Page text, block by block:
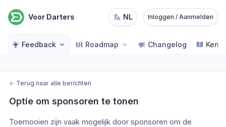
Voor Darters NL Inloggen / Aanmelden
Feedback Roadmap Changelog
← Terug naar alle berichten
Optie om sponsoren te tonen
Toernooien zijn vaak mogelijk door sponsoren om de